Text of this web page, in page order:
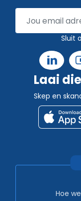
Sluit
Laai
Skep en
Hoe